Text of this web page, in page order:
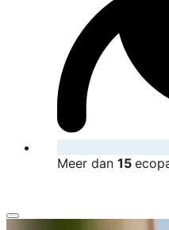
Meer dan 15